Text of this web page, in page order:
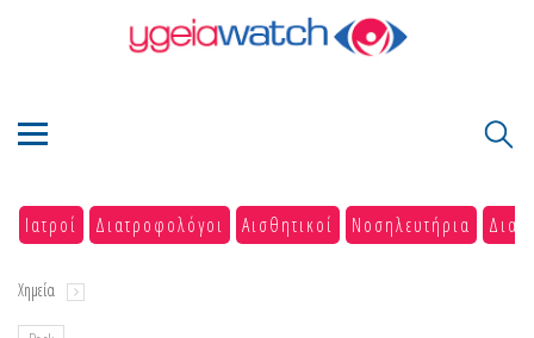
Ιατροί Διατροφολόγοι Αισθητικοί Νοσηλευτήρια
Χημεία